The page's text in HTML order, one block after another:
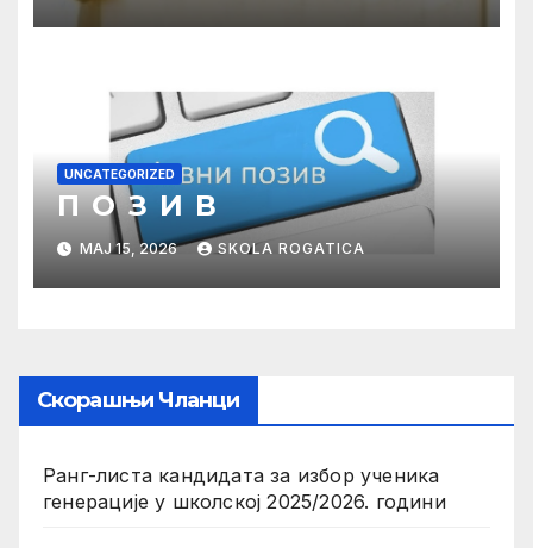
UNCATEGORIZED
П О З И В
МАЈ 15, 2026 SKOLA ROGATICA
Скорашњи Чланци
Ранг-листа кандидата за избор ученика
генерације у школској 2025/2026. години